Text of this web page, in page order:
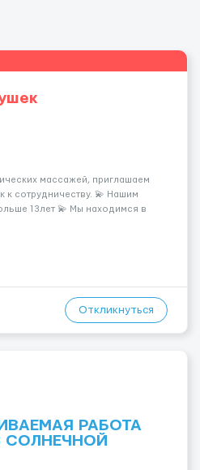
массажей, приглашаем
к сотрудничеству. 💫 Нашим
13лет 💫 Мы находимся в
Наличие работы. Поток 💝
Откликнуться
РАБОТА
СОЛНЕЧНОЙ